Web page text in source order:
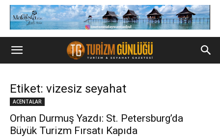
Etiket: vizesiz seyahat
ACENTALAR
Orhan Durmuş Yazdı: St. Petersburg’da
Büyük Turizm Fırsatı Kapıda